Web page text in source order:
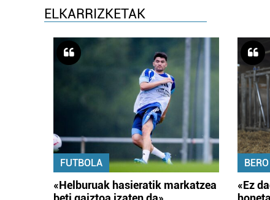
ELKARRIZKETAK
FUTBOLA
«Helburuak hasieratik markatzea
«Ez